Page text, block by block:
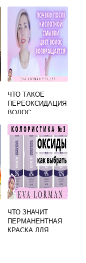
ЧТО ТАКОЕ
ПЕРЕОКСИДАЦИЯ
ВОЛОС
ЧТО ЗНАЧИТ
ПЕРМАНЕНТНАЯ
КРАСКА ДЛЯ